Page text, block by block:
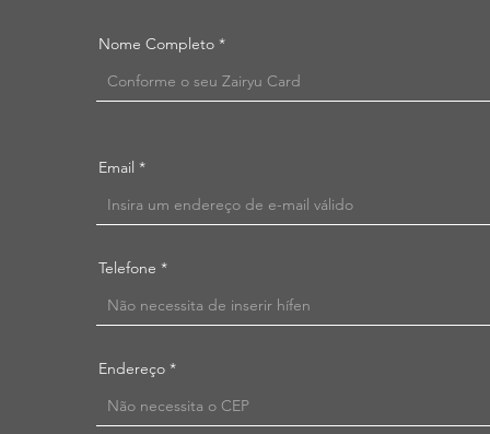
Nome Completo
Email
Telefone
Endereço